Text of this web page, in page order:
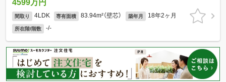
4599万円
間取り 4LDK 専有面積 83.94m²（壁芯） 築年月 18年2ヶ月
所在階/階数 -/-